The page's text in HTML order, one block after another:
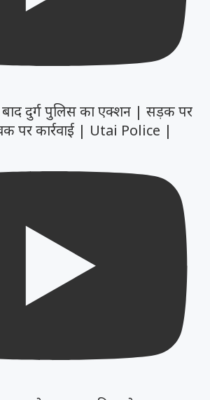
दुर्ग पुलिस का एक्शन | सड़क पर
पर कार्रवाई | Utai Police |